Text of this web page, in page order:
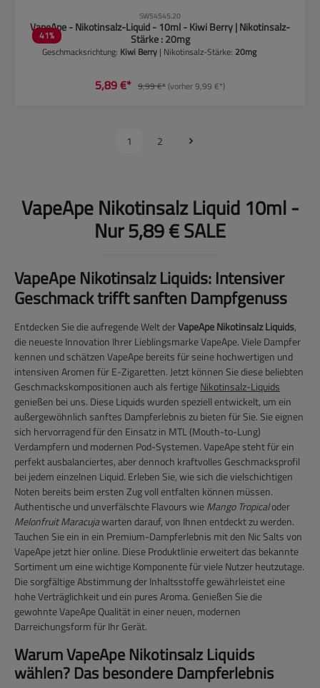
41%
SW54545.20
VapeApe - Nikotinsalz-Liquid - 10ml - Kiwi Berry | Nikotinsalz-
Stärke : 20mg
Geschmacksrichtung: Kiwi Berry | Nikotinsalz-Stärke: 20mg
5,89 €* 9,99 €*(vorher 9,99 €*)
1 2
VapeApe Nikotinsalz Liquid 10ml -
Nur 5,89 € SALE
VapeApe Nikotinsalz Liquids: Intensiver
Geschmack trifft sanften Dampfgenuss
Entdecken Sie die aufregende Welt derVapeApe Nikotinsalz Liquids,
die neueste Innovation Ihrer Lieblingsmarke VapeApe. Viele Dampfer
kennen und schätzen VapeApe bereits für seine hochwertigen und
intensiven Aromen für E-Zigaretten. Jetzt können Sie diese beliebten
Geschmackskompositionen auch als fertigeNikotinsalz-Liquids
genießen bei uns. Diese Liquids wurden speziell entwickelt, um ein
außergewöhnlich sanftes Dampferlebnis zu bieten für Sie. Sie eignen
sich hervorragend für den Einsatz in MTL (Mouth-to-Lung)
Verdampfern und modernen Pod-Systemen. VapeApe steht für ein
perfekt ausbalanciertes, aber dennoch kraftvolles Geschmacksprofil
bei jedem einzelnen Liquid. Erleben Sie, wie sich die vielschichtigen
Noten bereits beim ersten Zug voll entfalten können müssen.
Authentische und unverfälschte Flavours wieMango Tropicaloder
Melonfruit Maracujawarten darauf, von Ihnen entdeckt zu werden.
Tauchen Sie ein in ein Premium-Dampferlebnis mit den Nic Salts von
VapeApe jetzt hier online. Diese Produktlinie erweitert das bekannte
Sortiment um eine wichtige Komponente für viele Nutzer heutzutage.
Die sorgfältige Abstimmung der Inhaltsstoffe gewährleistet eine
hohe Verträglichkeit und ein pures Aroma. Genießen Sie die
gewohnte VapeApe Qualität in einer neuen, modernen
Darreichungsform für Ihr Gerät.
Warum VapeApe Nikotinsalz Liquids
wählen? Das besondere Dampferlebnis